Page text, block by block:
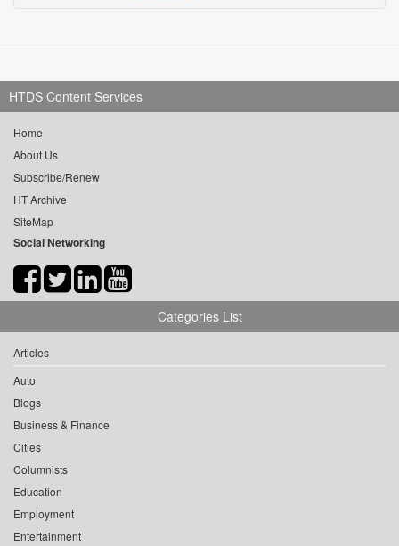
HTDS Content Services
Home
About Us
Subscribe/Renew
HT Archive
SiteMap
Social Networking
Categories List
Articles
Auto
Blogs
Business & Finance
Cities
Columnists
Education
Employment
Entertainment